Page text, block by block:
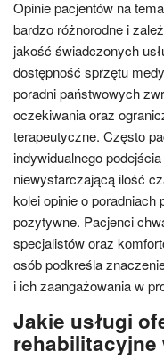
Opinie pacjentów na
bardzo różnorodne i
jakość świadczonych
dostępność sprzętu
poradni państwowych
oczekiwania oraz
terapeutyczne. Często
indywidualnego
niewystarczającą ilość
kolei opinie o
pozytywne. Pacjenci
specjalistów oraz
osób podkreśla
i ich zaangażowania w
Jakie usługi
rehabilitacyjne